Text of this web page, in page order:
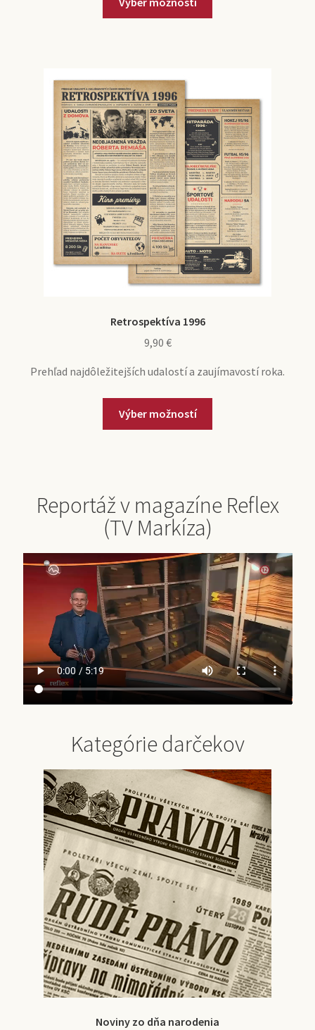
Retrospektíva 1996
9,90 €
Prehľad najdôležitejších udalostí a zaujímavostí roka.
Výber možností
Reportáž v magazíne Reflex
(TV Markíza)
Kategórie darčekov
Noviny zo dňa narodenia